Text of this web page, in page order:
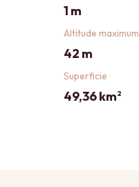
1 m
Altitude maximum
42 m
Superficie
49,36 km2